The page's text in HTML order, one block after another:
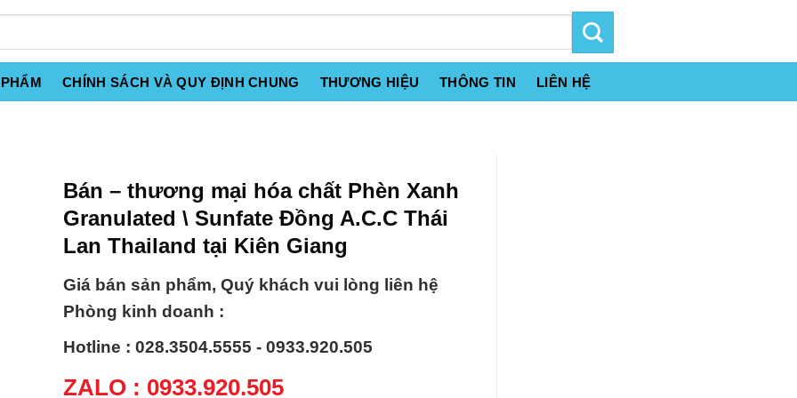
CHÍNH SÁCH VÀ QUY ĐỊNH CHUNG THƯƠNG HIỆU THÔNG TIN LIÊN HỆ
Bán – thương mại hóa chất Phèn Xanh
Granulated \ Sunfate Đồng A.C.C Thái
Lan Thailand tại Kiên Giang
Giá bán sản phẩm, Quý khách vui lòng liên hệ
Phòng kinh doanh :
Hotline : 028.3504.5555 - 0933.920.505
ZALO : 0933.920.505